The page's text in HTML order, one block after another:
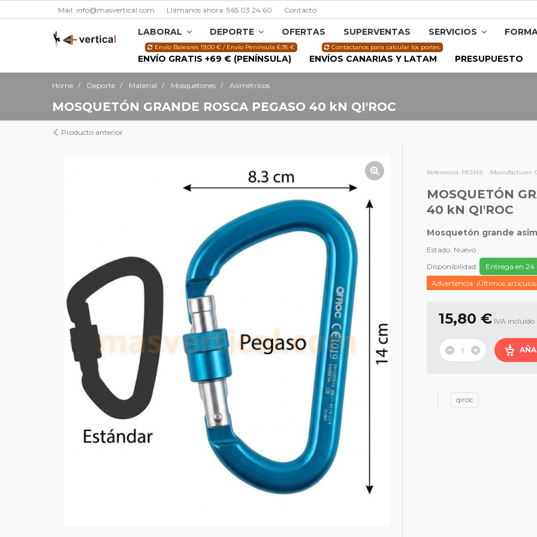
Mail: info@masvertical.com Llámanos ahora: 965 03 24 60 Contacto
LABORAL DEPORTE OFERTAS SUPERVENTAS SERVICIOS
ENVÍO GRATIS +69 € (PENÍNSULA)
Envío Baleares 19,00 € / Envío Península 6,95 €
ENVÍOS CANARIAS Y LATAM
Contáctanos para calcular los portes.
PRESUPUESTO
Home Deporte Material Mosquetones Asimétricos
MOSQUETÓN GRANDE ROSCA PEGASO 40 kN QI'ROC
Producto anterior
Referencia: PE514S Manufacturer:
MOSQUETÓN
40 kN QI'ROC
Mosquetón grande
Estado: Nuevo
Disponibilidad:
Entrega en 24
Advertencia: ¡Últimos
15,80 € IVA incluído
qiroc